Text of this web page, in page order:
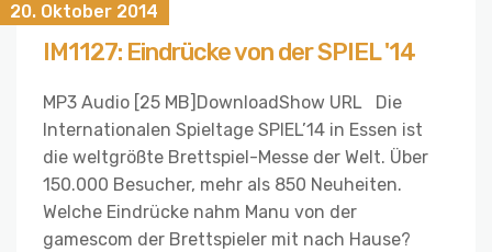
20. Oktober 2014
IM1127: Eindrücke von der SPIEL '14
MP3 Audio [25 MB]DownloadShow URL Die
Internationalen Spieltage SPIEL’14 in Essen ist
die weltgrößte Brettspiel-Messe der Welt. Über
150.000 Besucher, mehr als 850 Neuheiten.
Welche Eindrücke nahm Manu von der
gamescom der Brettspieler mit nach Hause?